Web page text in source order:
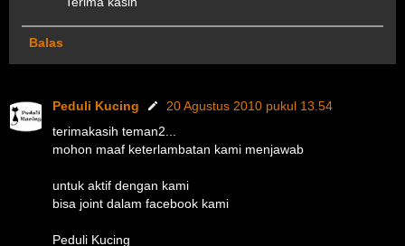
Balas
Peduli Kucing
20 Agustus 2010 pukul 13.54
terimakasih teman2...
mohon maaf keterlambatan kami menjawab
untuk aktif dengan kami
bisa joint dalam facebook kami
Peduli Kucing